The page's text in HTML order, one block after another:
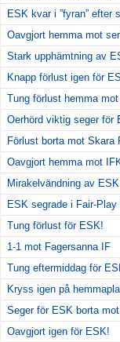
ESK kvar i ”fyran” efter
Oavgjort hemma mot
Stark upphämtning av
Knapp förlust igen för
Tung förlust hemma
Oerhörd viktig seger för
Förlust borta mot Skara
Oavgjort hemma mot
Mirakelvändning av
ESK segrade i Fair-Play
Tung förlust för ESK!
1-1 mot Fagersanna IF
Tung eftermiddag för
Kryss igen på
Seger för ESK borta
Oavgjort igen för ESK!